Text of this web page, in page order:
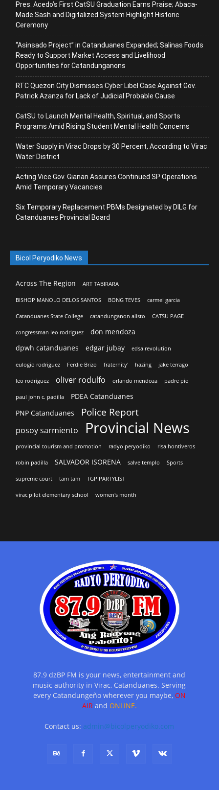
Pres. Acedo’s First CatSU Graduation Earns Praise; Abaca-
Made Sash and Digitalized System Highlight Historic
Ceremony
“Asinsado Project” in Catanduanes Expanded; Salinas Foods
Ready to Support Market Access and Livelihood
Opportunities for Catandunganons
RTC Quezon City Dismisses Cyber Libel Case Against Gov.
Patrick Azanza for Lack of Judicial Probable Cause
CatSU to Launch Mental Health, Spiritual, and Sports
Programs Amid Rising Student Mental Health Concerns
Water Supply in Virac Drops by 30 Percent, According to Virac
Water District
Acting Vice Gov. Gianan Assures Continued SP Operations
Amid Temporary Vacancies
Six Temporary Replacement PBMs Designated by DILG for
Catanduanes Provincial Board
Bicol Peryodiko News
Across The Region ART TABIRARA
BISHOP MANOLO DELOS SANTOS BONG TEVES carmel garcia
Catanduanes State College catandunganon alisto CATSU PAGE
congressman leo rodriguez
don mendoza
dpwh catanduanes
edgar jubay edsa revolution
eulogio rodriguez Ferdie Brizo fraternity' hazing jake terrago
leo rodriguez oliver rodulfo orlando mendoza padre pio
paul john c. padilla
PDEA Catanduanes
PNP Catanduanes
Police Report
posoy sarmiento Provincial News
provincial tourism and promotion radyo peryodiko risa hontiveros
robin padilla SALVADOR ISORENA salve templo Sports
supreme court tam tam TGP PARTYLIST
virac pilot elementary school women's month
87.9 dzBP FM is your news, entertainment and
music authority in Virac, Catanduanes. Serving
every Catandungeño wherever you maybe, ON
AIRand ONLINE.
Contact us: admin@bicolperyodiko.com